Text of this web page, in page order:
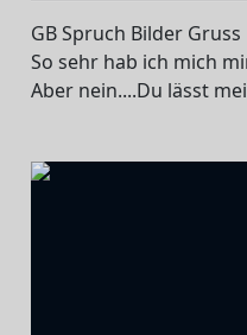
GB Spruch Bilder Gruss
So sehr hab ich mich
Aber nein....Du lässt